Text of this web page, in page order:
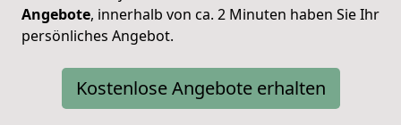
Angebote, innerhalb von ca. 2 Minuten haben Sie Ihr
persönliches Angebot.
Kostenlose Angebote erhalten